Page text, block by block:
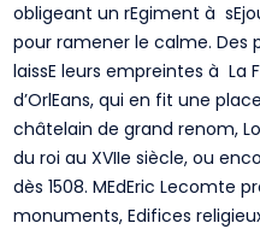
obligeant un rEgiment à
pour ramener le calme. Des
laissE leurs empreintes à La
d’OrlEans, qui en fit une
châtelain de grand renom,
du roi au XVIIe siècle, ou
dès 1508. MEdEric Lecomte
monuments, Edifices